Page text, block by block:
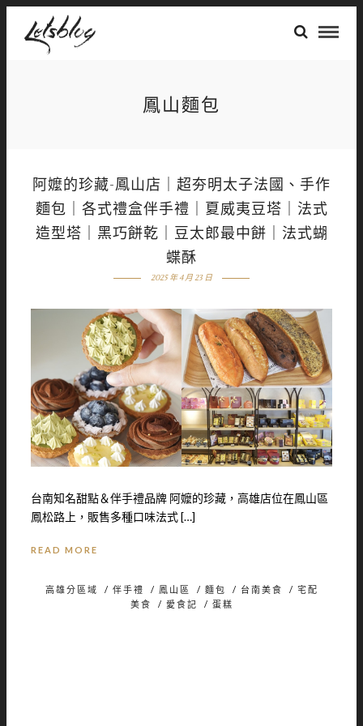
鳳山麵包
阿嬤的珍藏-鳳山店｜超夯明太子法國、手作
麵包｜各式禮盒伴手禮｜夏威夷豆塔｜法式
造型塔｜黑巧餅乾｜豆太郎最中餅｜法式蝴
蝶酥
2025 年 4 月 23 日
台南知名甜點＆伴手禮品牌 阿嬤的珍藏，高雄店位在鳳山區
鳳松路上，販售多種口味法式 […]
READ MORE
高雄分區域 / 伴手禮 / 鳳山區 / 麵包 / 台南美食 / 宅配
美食
/ 愛食記 / 蛋糕